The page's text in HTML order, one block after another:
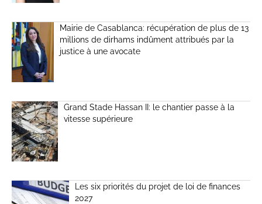
Mairie de Casablanca: récupération de plus de 13
millions de dirhams indûment attribués par la
justice à une avocate
Grand Stade Hassan II: le chantier passe à la
vitesse supérieure
Les six priorités du projet de loi de finances
2027